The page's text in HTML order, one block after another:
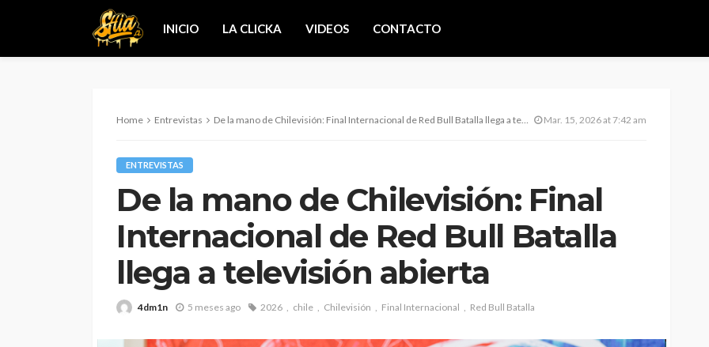
INICIO LA CLICKA VIDEOS CONTACTO
Home Entrevistas De la mano de Chilevisión: Final Internacional de Red Bull Batalla llega a televisión abierta Mar. 15, 2026 at 7:42 am
ENTREVISTAS
De la mano de Chilevisión: Final
Internacional de Red Bull Batalla
llega a televisión abierta
4dm1n 5 meses ago 2026 chile Chilevisión Final Internacional Red Bull Batalla